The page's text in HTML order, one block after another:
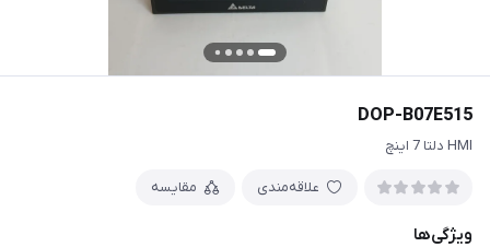
DOP-B07E515
HMI دلتا 7 اینچ
علاقه‌مندی مقایسه
ویژگی‌ها